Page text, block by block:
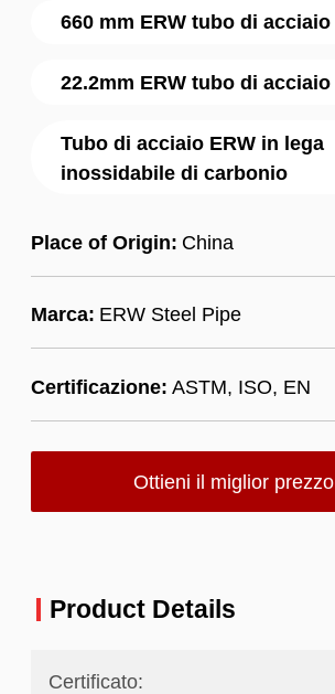
660 mm ERW tubo di acciaio
22.2mm ERW tubo di acciaio
Tubo di acciaio ERW in lega
inossidabile di carbonio
Place of Origin: China
Marca: ERW Steel Pipe
Certificazione: ASTM, ISO, EN
Ottieni il miglior prezzo
Product Details
Certificato: